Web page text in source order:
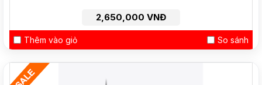
2,650,000 VNĐ
Thêm vào giỏ So sánh